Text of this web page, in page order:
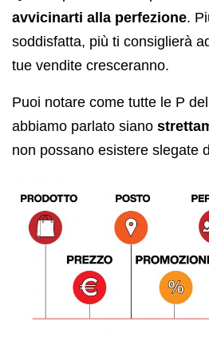
avvicinarti alla perfezione.
soddisfatta, più ti consiglierà
tue vendite cresceranno.
Puoi notare come tutte le P
abbiamo parlato siano
non possano esistere slegate